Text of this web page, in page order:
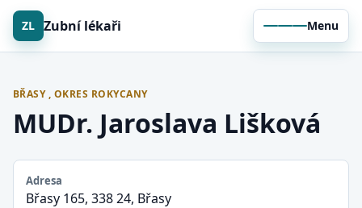
ZL Zubní lékaři Menu
BŘASY , OKRES ROKYCANY
MUDr. Jaroslava Lišková
Adresa
Břasy 165, 338 24, Břasy